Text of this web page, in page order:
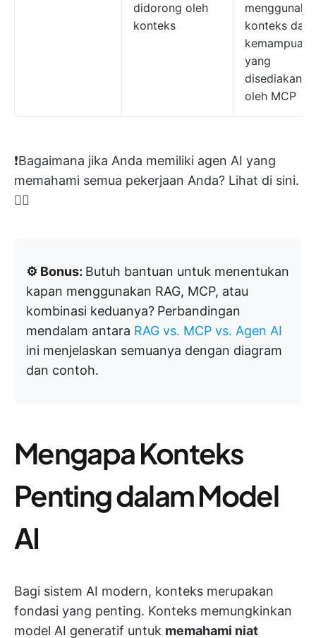
didorong oleh
konteks
konteks dan
kemampuan
yang
disediakan
oleh MCP
❗️Bagaimana jika Anda memiliki agen AI yang
memahami semua pekerjaan Anda? Lihat di sini.
👇🏼
⚙️ Bonus: Butuh bantuan untuk menentukan
kapan menggunakan RAG, MCP, atau
kombinasi keduanya? Perbandingan
mendalam antara RAG vs. MCP vs. Agen AI
ini menjelaskan semuanya dengan diagram
dan contoh.
Mengapa Konteks
Penting dalam Model
AI
Bagi sistem AI modern, konteks merupakan
fondasi yang penting. Konteks memungkinkan
model AI generatif untuk memahami niat